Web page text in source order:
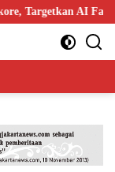
AI Factory 1 GW